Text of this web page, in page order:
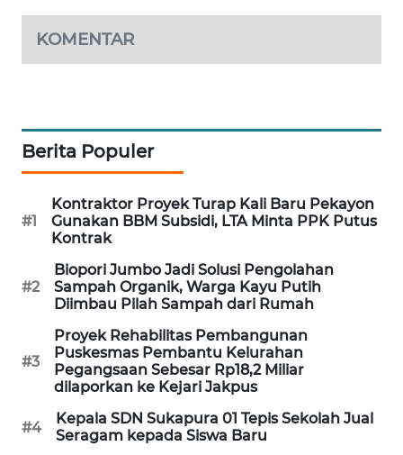
KOMENTAR
Berita Populer
#1
Kontraktor Proyek Turap Kali Baru Pekayon
Gunakan BBM Subsidi, LTA Minta PPK Putus
Kontrak
#2
Biopori Jumbo Jadi Solusi Pengolahan
Sampah Organik, Warga Kayu Putih
Diimbau Pilah Sampah dari Rumah
#3
Proyek Rehabilitas Pembangunan
Puskesmas Pembantu Kelurahan
Pegangsaan Sebesar Rp18,2 Miliar
dilaporkan ke Kejari Jakpus
#4
Kepala SDN Sukapura 01 Tepis Sekolah Jual
Seragam kepada Siswa Baru
METRO
MEDAN
NEWS
METRO
JAKARTA
NEWS
KRT
NEWS
KARING
NEWS